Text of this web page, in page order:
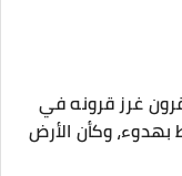
غرز قرونه في
وكأن الأرض